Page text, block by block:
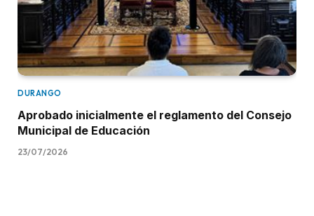
DURANGO
Aprobado inicialmente el reglamento del Consejo
Municipal de Educación
23/07/2026